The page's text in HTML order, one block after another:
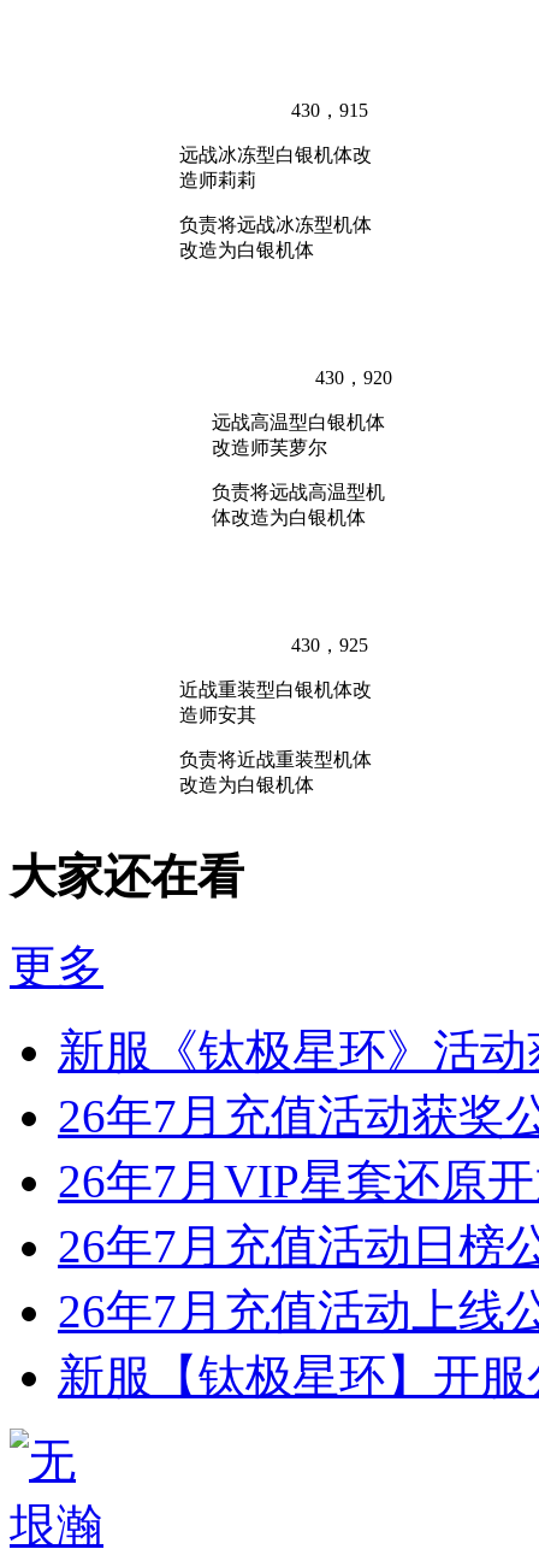
430，915
远战冰冻型白银机体改
造师莉莉
负责将远战冰冻型机体
改造为白银机体
430，920
远战高温型白银机体
改造师芙萝尔
负责将远战高温型机
体改造为白银机体
430，925
近战重装型白银机体改
造师安其
负责将近战重装型机体
改造为白银机体
大家还在看
更多
新服《钛极星环》活
26年7月充值活动获奖
26年7月VIP星套还原
26年7月充值活动日榜
26年7月充值活动上线
新服【钛极星环】开服